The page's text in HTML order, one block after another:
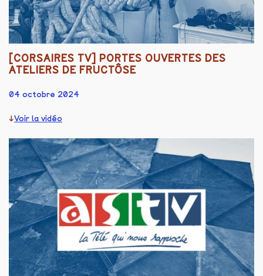
[CORSAIRES TV] PORTES OUVERTES DES
ATELIERS DE FRUCTÔSE
04 octobre 2024
Voir la vidéo